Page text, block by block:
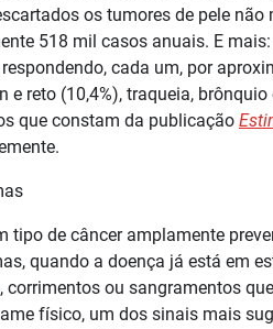
os tumores de pele
518 mil casos anuais. E
cada um, por
e reto (10,4%), traqueia,
que constam da publicação
tipo de câncer amplamente
quando a doença já está em
corrimentos ou sangramentos
físico, um dos sinais mais